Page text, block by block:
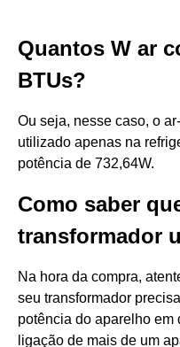
Quantos W ar
BTUs?
Ou seja, nesse caso, o
utilizado apenas na
potência de 732,64W.
Como saber
transformador
Na hora da compra,
seu transformador
potência do aparelho em
ligação de mais de um